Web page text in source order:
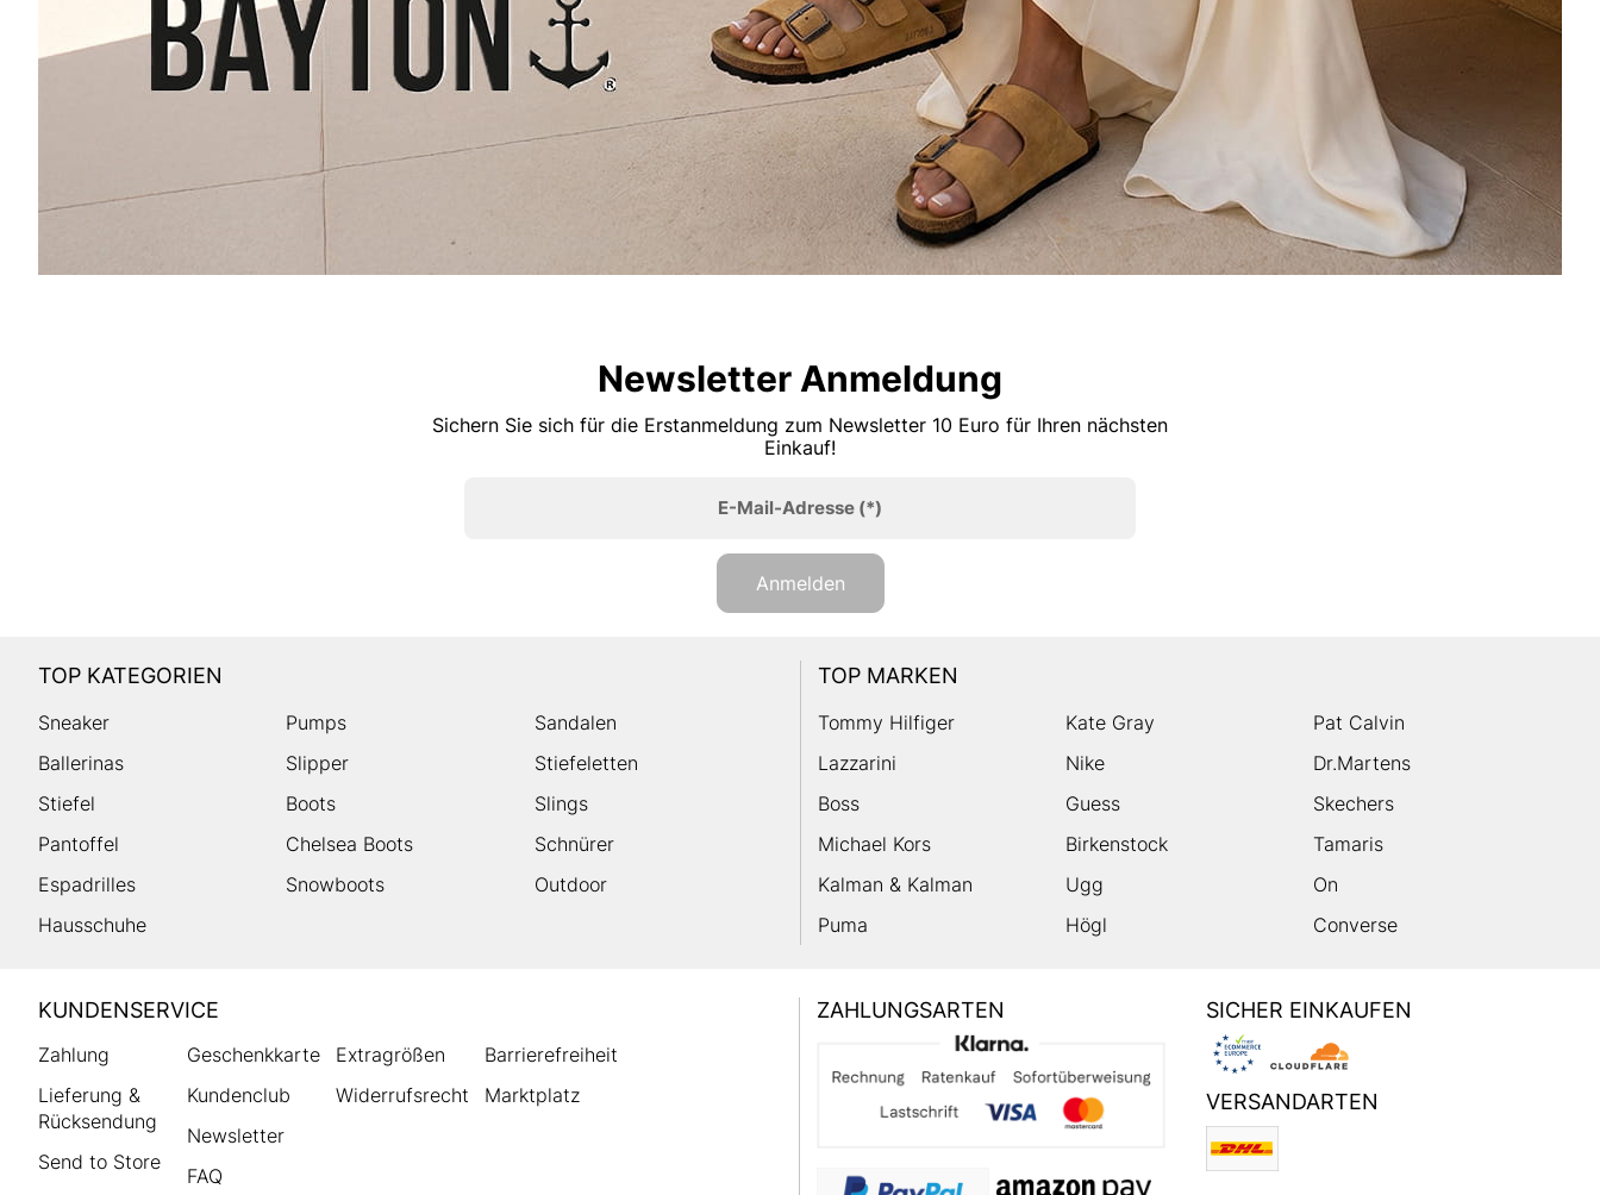
Newsletter Anmeldung
Sichern Sie sich für die Erstanmeldung zum Newsletter 10 Euro für Ihren nächsten
Einkauf!
E-Mail-Adresse(*)
Anmelden
TOP KATEGORIEN
Sneaker Pumps
Sandalen
Ballerinas
Slipper
Stiefeletten
Stiefel
Boots
Slings
Pantoffel
Chelsea Boots
Schnürer
Espadrilles
Snowboots
Outdoor
Hausschuhe
TOP MARKEN
Tommy Hilfiger Kate Gray
Pat Calvin
Lazzarini
Nike
Dr.Martens
Boss
Guess
Skechers
Michael Kors
Birkenstock
Tamaris
Kalman & Kalman
Ugg
On
Puma
Högl Converse
HUMANIC
Footer
KUNDENSERVICE
Zahlung
Lieferung &
Rücksendung
Send to Store
Geschenkkarte
Kundenclub
Newsletter
FAQ
Extragrößen
Widerrufsrecht
Barrierefreiheit
Marktplatz
ZAHLUNGSARTEN SICHER EINKAUFEN
VERSANDARTEN